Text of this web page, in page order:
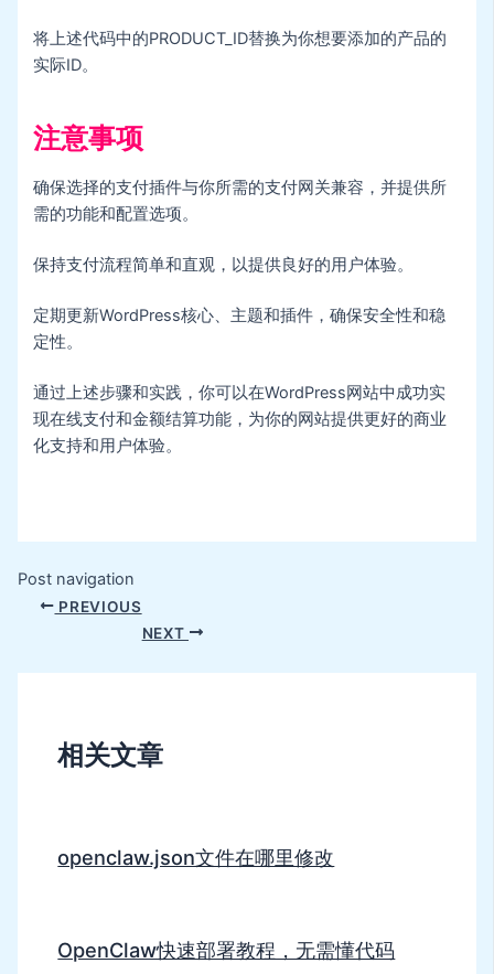
将上述代码中的PRODUCT_ID替换为你想要添加的产品的
实际ID。
注意事项
确保选择的支付插件与你所需的支付网关兼容，并提供所
需的功能和配置选项。
保持支付流程简单和直观，以提供良好的用户体验。
定期更新WordPress核心、主题和插件，确保安全性和稳
定性。
通过上述步骤和实践，你可以在WordPress网站中成功实
现在线支付和金额结算功能，为你的网站提供更好的商业
化支持和用户体验。
Post navigation
PREVIOUS
NEXT
相关文章
openclaw.json文件在哪里修改
OpenClaw快速部署教程，无需懂代码